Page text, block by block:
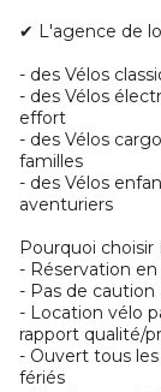
✔ L'agence de
- des Vélos
- des Vélos
effort
- des Vélos
familles
- des Vélos
aventuriers
Pourquoi choisir
- Réservation
- Pas de caution
- Location vélo
rapport qualité/
- Ouvert tous
fériés